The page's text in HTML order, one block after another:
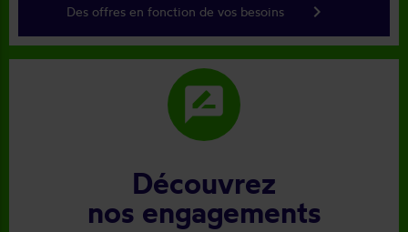
Des offres en fonction de vos besoins keyboard_arrow_right
rate_review
Découvrez
nos engagements